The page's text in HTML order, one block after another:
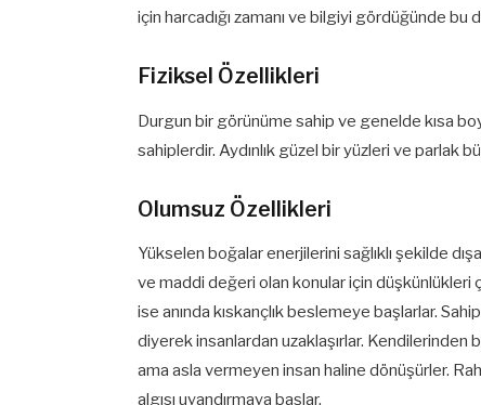
için harcadığı zamanı ve bilgiyi gördüğünde bu
Fiziksel Özellikleri
Durgun bir görünüme sahip ve genelde kısa
sahiplerdir. Aydınlık güzel bir yüzleri ve parlak
Olumsuz Özellikleri
Yükselen boğalar enerjilerini sağlıklı şekilde
ve maddi değeri olan konular için düşkünlükleri
ise anında kıskançlık beslemeye başlarlar.
diyerek insanlardan uzaklaşırlar.
ama asla vermeyen insan haline dönüşürler.
algısı uyandırmaya başlar.